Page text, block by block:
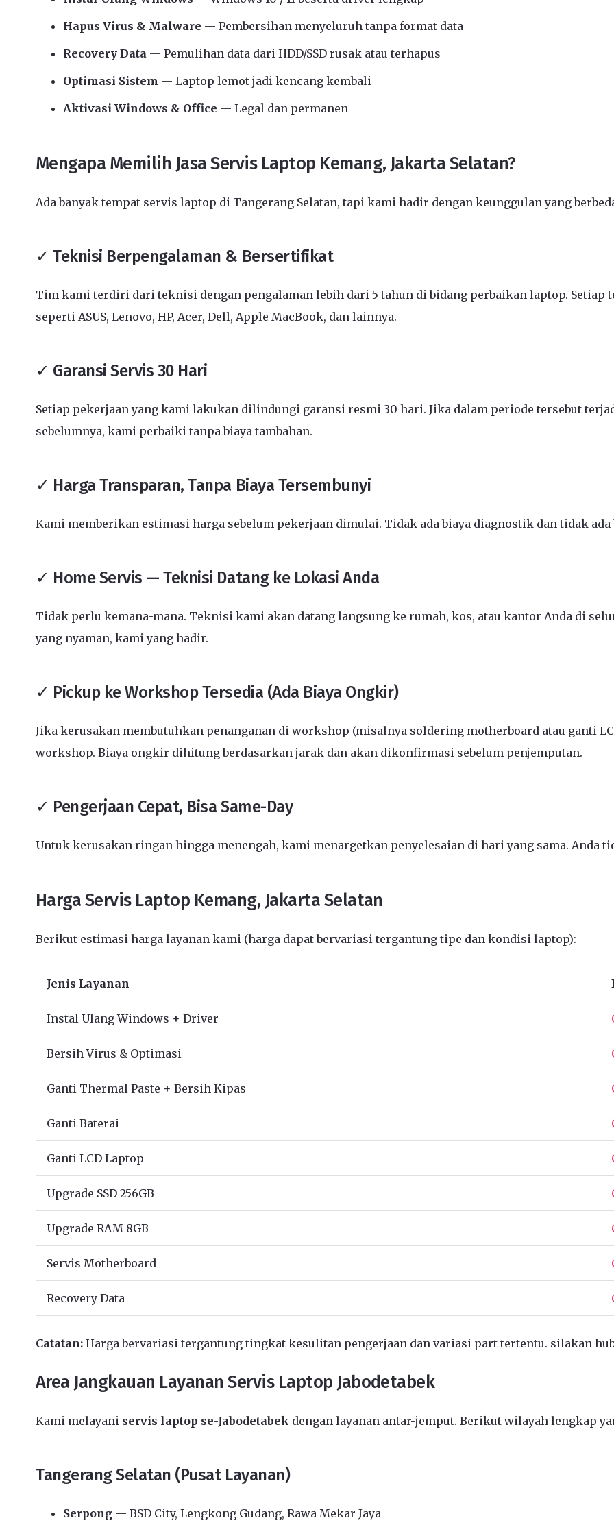
Hapus Virus & Malware — Pembersihan menyeluruh tanpa format data
Recovery Data — Pemulihan data dari HDD/SSD rusak atau terhapus
Optimasi Sistem — Laptop lemot jadi kencang kembali
Aktivasi Windows & Office — Legal dan permanen
Mengapa Memilih Jasa Servis Laptop Kemang, Jakarta Selatan?
Ada banyak tempat servis laptop di Tangerang Selatan, tapi kami hadir dengan keunggulan yang
✓ Teknisi Berpengalaman & Bersertifikat
Tim kami terdiri dari teknisi dengan pengalaman lebih dari 5 tahun di bidang perbaikan laptop.
seperti ASUS, Lenovo, HP, Acer, Dell, Apple MacBook, dan lainnya.
✓ Garansi Servis 30 Hari
Setiap pekerjaan yang kami lakukan dilindungi garansi resmi 30 hari. Jika dalam periode tersebut
sebelumnya, kami perbaiki tanpa biaya tambahan.
✓ Harga Transparan, Tanpa Biaya Tersembunyi
Kami memberikan estimasi harga sebelum pekerjaan dimulai. Tidak ada biaya diagnostik dan tidak
✓ Home Servis — Teknisi Datang ke Lokasi Anda
Tidak perlu kemana-mana. Teknisi kami akan datang langsung ke rumah, kos, atau kantor Anda di
yang nyaman, kami yang hadir.
✓ Pickup ke Workshop Tersedia (Ada Biaya Ongkir)
Jika kerusakan membutuhkan penanganan di workshop (misalnya soldering motherboard atau ganti
workshop. Biaya ongkir dihitung berdasarkan jarak dan akan dikonfirmasi sebelum penjemputan.
✓ Pengerjaan Cepat, Bisa Same-Day
Untuk kerusakan ringan hingga menengah, kami menargetkan penyelesaian di hari yang sama. Anda
Harga Servis Laptop Kemang, Jakarta Selatan
Berikut estimasi harga layanan kami (harga dapat bervariasi tergantung tipe dan kondisi laptop):
Jenis Layanan
Instal Ulang Windows + Driver
Bersih Virus & Optimasi
Ganti Thermal Paste + Bersih Kipas
Ganti Baterai
Ganti LCD Laptop
Upgrade SSD 256GB
Upgrade RAM 8GB
Servis Motherboard
Recovery Data
Catatan: Harga bervariasi tergantung tingkat kesulitan pengerjaan dan variasi part tertentu. silakan
Area Jangkauan Layanan Servis Laptop Jabodetabek
Kami melayani servis laptop se-Jabodetabek dengan layanan antar-jemput. Berikut wilayah lengkap
Tangerang Selatan (Pusat Layanan)
Serpong — BSD City, Lengkong Gudang, Rawa Mekar Jaya